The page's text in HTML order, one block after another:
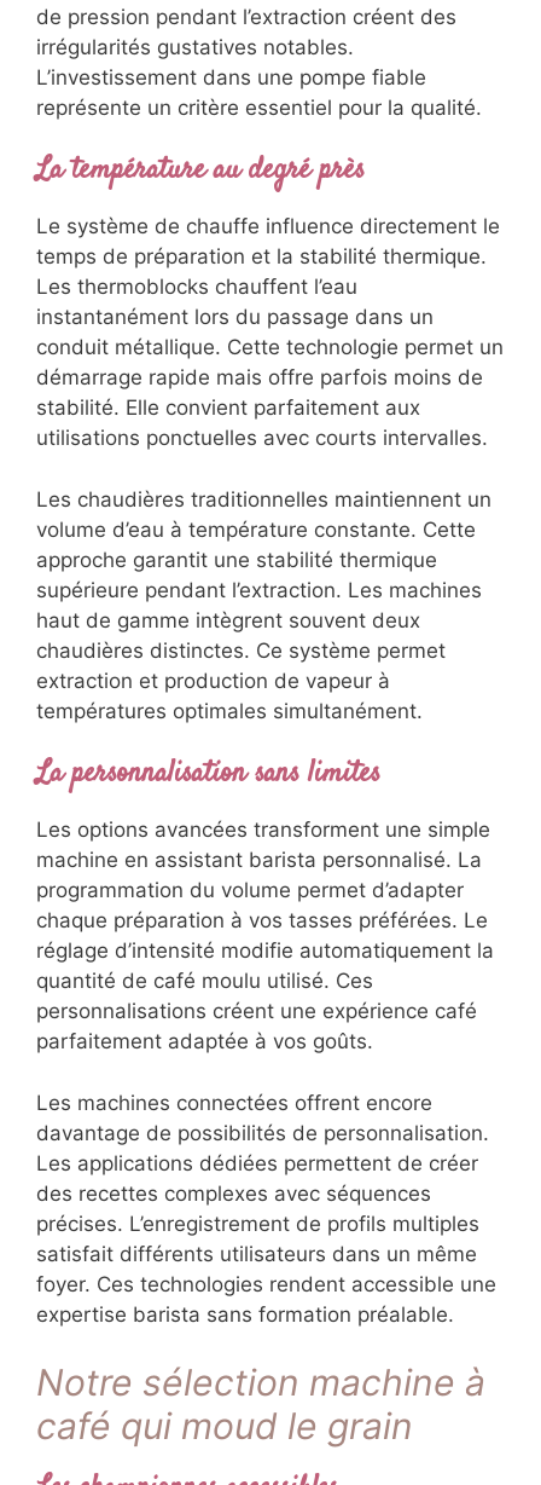
de pression pendant l’extraction créent des
irrégularités gustatives notables.
L’investissement dans une pompe fiable
représente un critère essentiel pour la qualité.
La température au degré près
Le système de chauffe influence directement le
temps de préparation et la stabilité thermique.
Les thermoblocks chauffent l’eau
instantanément lors du passage dans un
conduit métallique. Cette technologie permet un
démarrage rapide mais offre parfois moins de
stabilité. Elle convient parfaitement aux
utilisations ponctuelles avec courts intervalles.
Les chaudières traditionnelles maintiennent un
volume d’eau à température constante. Cette
approche garantit une stabilité thermique
supérieure pendant l’extraction. Les machines
haut de gamme intègrent souvent deux
chaudières distinctes. Ce système permet
extraction et production de vapeur à
températures optimales simultanément.
La personnalisation sans limites
Les options avancées transforment une simple
machine en assistant barista personnalisé. La
programmation du volume permet d’adapter
chaque préparation à vos tasses préférées. Le
réglage d’intensité modifie automatiquement la
quantité de café moulu utilisé. Ces
personnalisations créent une expérience café
parfaitement adaptée à vos goûts.
Les machines connectées offrent encore
davantage de possibilités de personnalisation.
Les applications dédiées permettent de créer
des recettes complexes avec séquences
précises. L’enregistrement de profils multiples
satisfait différents utilisateurs dans un même
foyer. Ces technologies rendent accessible une
expertise barista sans formation préalable.
Notre sélection machine à
café qui moud le grain